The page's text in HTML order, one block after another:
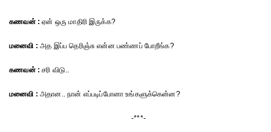
கணவன் : ஏன் ஒரு மாதிரி இருக்க?
மனைவி : அத இப்ப தெரிஞ்சு என்ன பண்ணப் போறீங்க?
கணவன் : சரி விடு..
மனைவி : அதான.. நான் எப்படிப்போனா உங்களுக்கென்ன?
-***-